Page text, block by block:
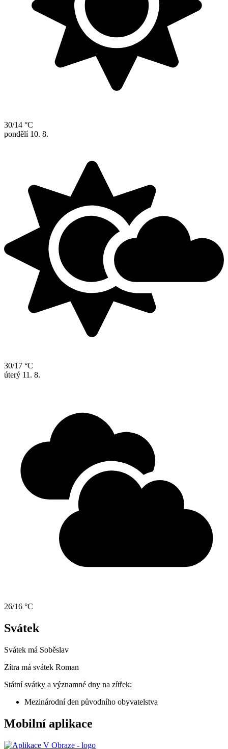
30/14 °C
pondělí 10. 8.
30/17 °C
úterý 11. 8.
26/16 °C
Svátek
Svátek má Soběslav
Zítra má svátek Roman
Státní svátky a významné dny na zítřek:
Mezinárodní den původního obyvatelstva
Mobilní aplikace